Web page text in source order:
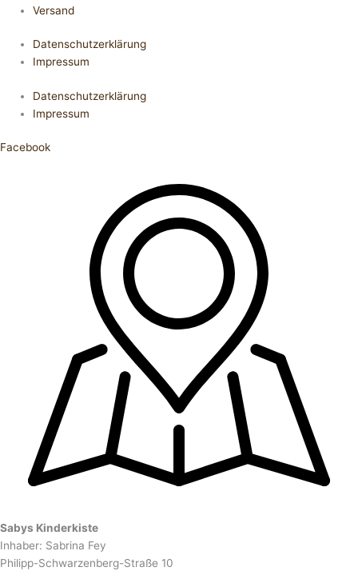
Versand
Datenschutzerklärung
Impressum
Datenschutzerklärung
Impressum
Facebook
Sabys Kinderkiste
Inhaber: Sabrina Fey
Philipp-Schwarzenberg-Straße 10